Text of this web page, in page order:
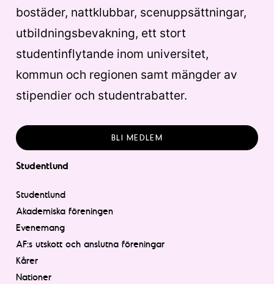
bostäder, nattklubbar, scenuppsättningar,
utbildningsbevakning, ett stort
studentinflytande inom universitet,
kommun och regionen samt mängder av
stipendier och studentrabatter.
BLI MEDLEM
Studentlund
Studentlund
Akademiska föreningen
Evenemang
AF:s utskott och anslutna föreningar
Kårer
Nationer